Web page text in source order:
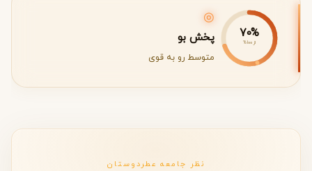
70%
از 100%
◎
پخش بو
متوسط رو به قوی
نظر جامعه عطردوستان